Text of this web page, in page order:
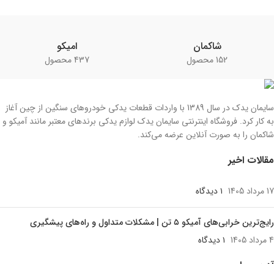
شاکمان
152 محصول
امیکو
437 محصول
سایمان یدک در سال 1389 با واردات قطعات یدکی خودروهای سنگین از چین آغاز
به کار کرد. فروشگاه اینترنتی سایمان یدک لوازم یدکی برندهای معتبر مانند آمیکو و
شاکمان را به صورت آنلاین عرضه می‌کند.
مقالات اخیر
17 مرداد 1405 ۱ دیدگاه
رایج‌ترین خرابی‌های آمیکو ۵ تن | مشکلات متداول و راه‌های پیشگیری
4 مرداد 1405
۱ دیدگاه